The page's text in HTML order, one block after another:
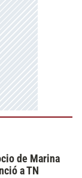
de Marina
a TN